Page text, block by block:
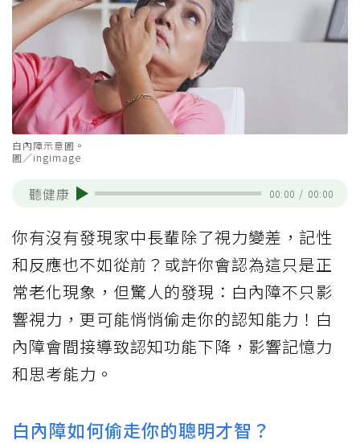
白內障示意圖。
圖／ingimage
聽健康 00:00 / 00:00
你有沒有發現家中長輩除了視力變差，記性
和反應也不如從前？或許你會認為這只是正
常老化現象，但驚人的發現：白內障不只影
響視力，更可能悄悄偷走你的認知能力！白
內障會間接導致認知功能下降，影響記憶力
和思考能力。
白內障如何偷走你的聰明才智？